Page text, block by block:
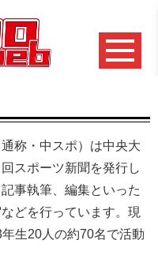
称・中スポ）は中央大
スポーツ新聞を発行し
事執筆、編集といった
どを行っています。現
生20人の約70名で活動